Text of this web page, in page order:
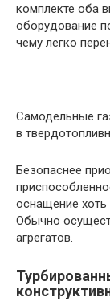
комплекте оба
оборудование
чему легко
Самодельные
в
Безопаснее
оснащение хоть
Обычно
агрегатов.